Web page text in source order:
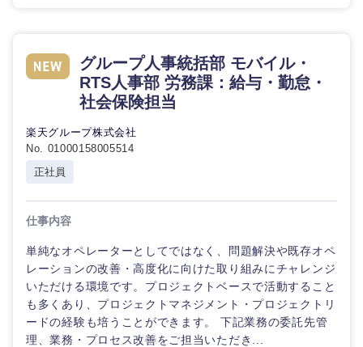
ティブ
コンサル
タント
専門職
（IT）、
Webサー
作、ゲー
ム
技術職
（モノづ
くり）
専門職
技術職（IT）、Webサービス・制作、ゲーム
技術職（モノづくり）
金融専門職
メディカル
不動産専門職
建設・施工管理
事務職
倉庫・運輸・物流
小売・通販・外食
コンサル・シンクタンク
広告・宣伝・印刷
転勤なし 海外勤務あり
フルリモート
完全週休2日制 社宅・家賃補助有
グループ人事統括部 モバイル・
RTS人事部 労務課：給与・勤怠・
社会保険担当
楽天グループ株式会社
No. 01000158005514
正社員
仕事内容
単純なオペレーターとしてではなく、問題解決や既存オペ
レーションの改善・高度化に向けた取り組みにチャレンジ
いただける環境です。プロジェクトベースで活動すること
も多くあり、プロジェクトマネジメント・プロジェクトリ
ードの経験も培うことができます。 下記業務の委託先管
理、業務・プロセス改善をご担当いただき...